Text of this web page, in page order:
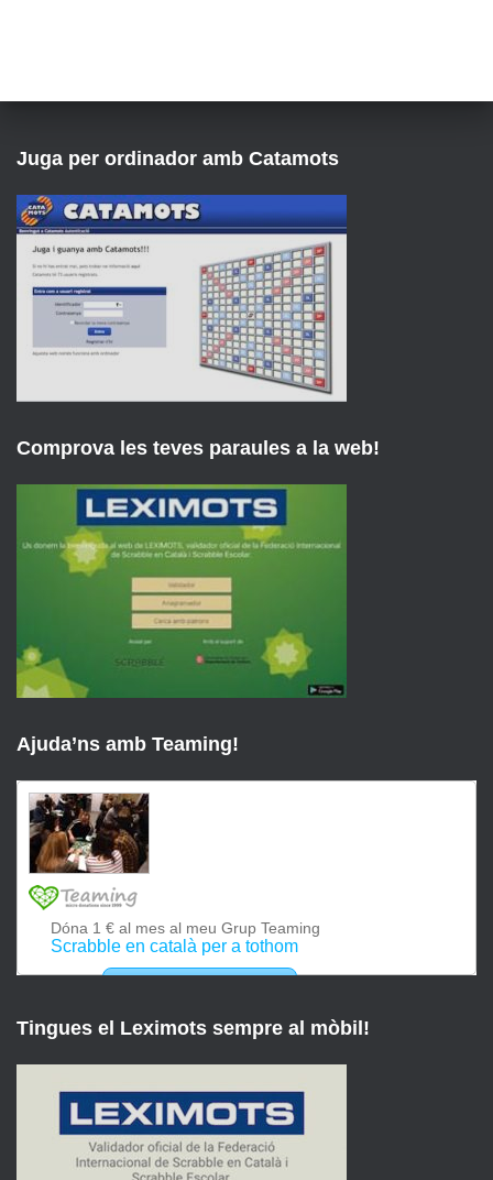
Juga per ordinador amb Catamots
Comprova les teves paraules a la web!
Ajuda’ns amb Teaming!
Tingues el Leximots sempre al mòbil!